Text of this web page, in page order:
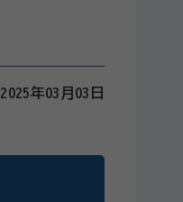
2025年03月03日